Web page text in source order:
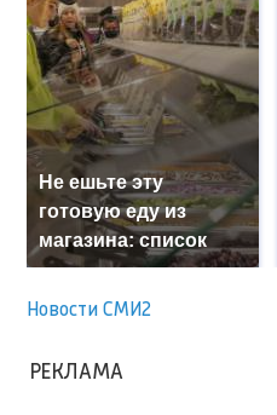
Не ешьте эту
готовую еду из
магазина: список
Новости СМИ2
РЕКЛАМА